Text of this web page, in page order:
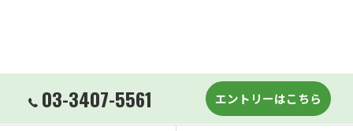
03-3407-5561 エントリーはこちら